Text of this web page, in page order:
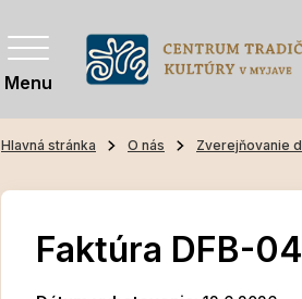
Menu
Hlavná stránka O nás Zverejňovanie
Faktúra DFB-